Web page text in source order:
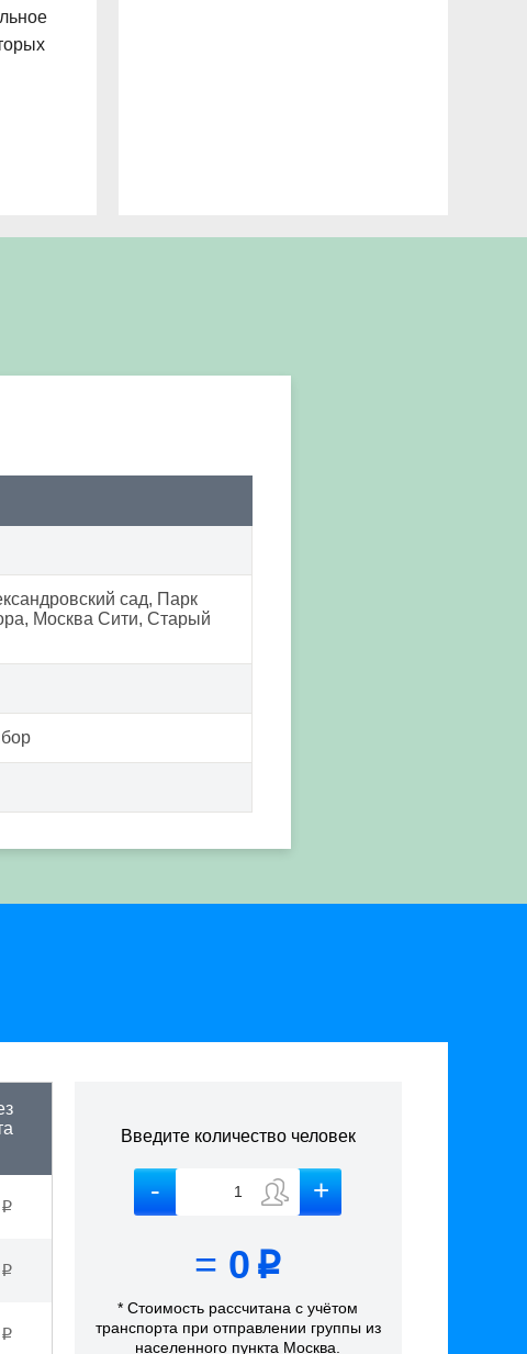
сад, Парк
Москва Сити, Старый
p
p
p
Введите количество человек
= 0 p
* Стоимость рассчитанас учётом
транспорта при отправлении группы из
населенного пункта Москва